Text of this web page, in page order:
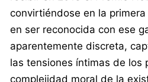
convirtiéndose en la
en ser reconocida con ese
aparentemente discreta,
las tensiones íntimas de los
complejidad moral de la